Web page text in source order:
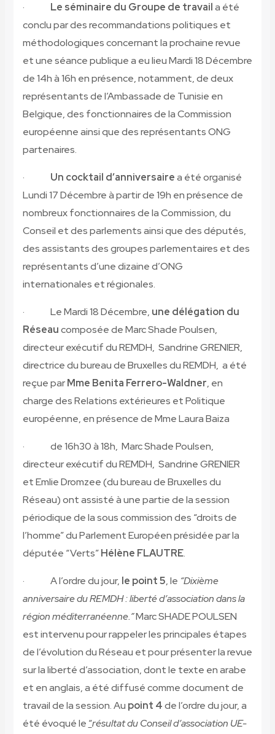
· Le séminaire du Groupe de travaila été
conclu par des recommandations politiques et
méthodologiques concernant la prochaine revue
et une séance publique a eu lieu Mardi 18 Décembre
de 14h à 16h en présence, notamment, de deux
représentants de l’Ambassade de Tunisie en
Belgique, des fonctionnaires de la Commission
européenne ainsi que des représentants ONG
partenaires.
· Un cocktail d’anniversairea été organisé
Lundi 17 Décembre à partir de 19h en présence de
nombreux fonctionnaires de la Commission, du
Conseil et des parlements ainsi que des députés,
des assistants des groupes parlementaires et des
représentants d’une dizaine d’ONG
internationales et régionales.
· Le Mardi 18 Décembre, une délégation du
Réseaucomposée de Marc Shade Poulsen,
directeur exécutif du REMDH, Sandrine GRENIER,
directrice du bureau de Bruxelles du REMDH, a été
reçue parMme Benita Ferrero-Waldner, en
charge des Relations extérieures et Politique
européenne, en présence de Mme Laura Baiza
· de 16h30 à 18h, Marc Shade Poulsen,
directeur exécutif du REMDH, Sandrine GRENIER
et Emlie Dromzee (du bureau de Bruxelles du
Réseau) ont assisté à une partie de la session
périodique de la sous commission des “droits de
l’homme” du Parlement Européen présidée par la
députée “Verts”Hélène FLAUTRE.
· A l’ordre du jour, le point 5, le “Dixième
anniversaire du REMDH : liberté d’association dans la
région méditerranéenne.”Marc SHADE POULSEN
est intervenu pour rappeler les principales étapes
de l’évolution du Réseau et pour présenter la revue
sur la liberté d’association, dont le texte en arabe
et en anglais, a été diffusé comme document de
travail de la session. Au point 4de l’ordre du jour, a
été évoqué le “résultat du Conseil d’association UE-